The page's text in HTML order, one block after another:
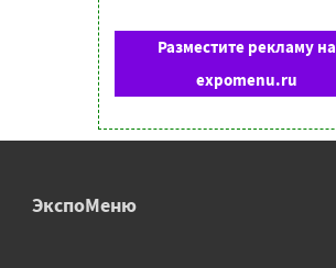
Разместите рекламу на
expomenu.ru
ЭкспоМеню